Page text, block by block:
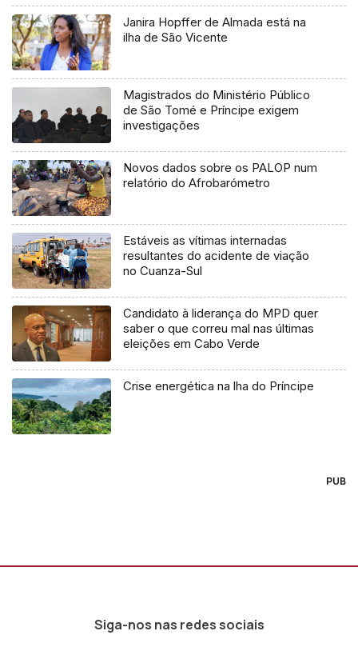
Janira Hopffer de Almada está na
ilha de São Vicente
Magistrados do Ministério Público
de São Tomé e Príncipe exigem
investigações
Novos dados sobre os PALOP num
relatório do Afrobarómetro
Estáveis as vítimas internadas
resultantes do acidente de viação
no Cuanza-Sul
Candidato à liderança do MPD quer
saber o que correu mal nas últimas
eleições em Cabo Verde
Crise energética na lha do Príncipe
PUB
Siga-nos nas redes sociais